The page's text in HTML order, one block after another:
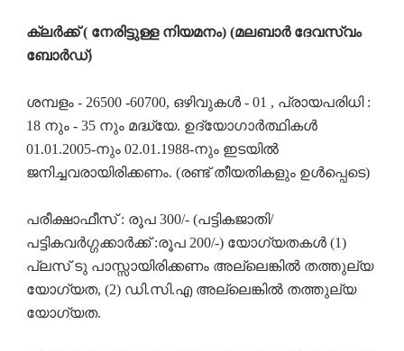
ക്ലർക്ക് ( നേരിട്ടുള്ള നിയമനം) (മലബാർ ദേവസ്വം
ബോർഡ്)
ശമ്പളം - 26500 -60700, ഒഴിവുകൾ - 01 , പ്രായപരിധി :
18 നും - 35 നും മദ്ധ്യേ. ഉദ്യോഗാർത്ഥികൾ
01.01.2005-നും 02.01.1988-നും ഇടയിൽ
ജനിച്ചവരായിരിക്കണം. (രണ്ട് തീയതികളും ഉൾപ്പെടെ)
പരീക്ഷാഫീസ് : രൂപ 300/- (പട്ടികജാതി/
പട്ടികവർഗ്ഗക്കാർക്ക് :രൂപ 200/-) യോഗ്യതകൾ (1)
പ്ലസ് ടു പാസ്സായിരിക്കണം അല്ലെങ്കിൽ തത്തുല്യ
യോഗ്യത, (2) ഡി.സി.എ അല്ലെങ്കിൽ തത്തുല്യ
യോഗ്യത.